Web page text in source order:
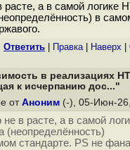
расте, а в самой логике
в
Ответить Правка| Наверх
в реализациях
к исчерпанию дос..."
от Аноним (-), 05-Июн-
в расте, а в самой
(неопределённость)
стандарте. PS не